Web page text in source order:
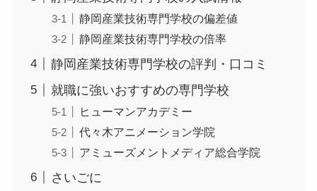
静岡産業技術専門学校の偏差値
静岡産業技術専門学校の倍率
静岡産業技術専門学校の評判・口コミ
就職に強いおすすめの専門学校
ヒューマンアカデミー
代々木アニメーション学院
アミューズメントメディア総合学院
さいごに